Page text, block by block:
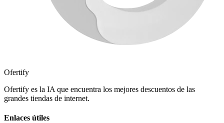
Ofertify
Ofertify es la IA que encuentra los mejores descuentos de las
grandes tiendas de internet.
Enlaces útiles